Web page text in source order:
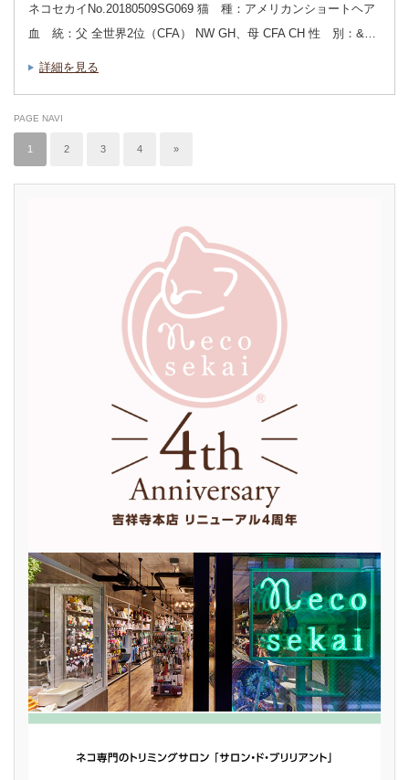
ネコセカイNo.20180509SG069 猫 種：アメリカンショートヘア
血 統：父 全世界2位（CFA） NW GH、母 CFA CH 性 別：&…
詳細を見る
PAGE NAVI
1 2 3 4 »